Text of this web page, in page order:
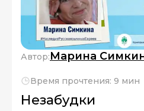
Автор:Марина
Время прочтения: 9 мин
Незабудки